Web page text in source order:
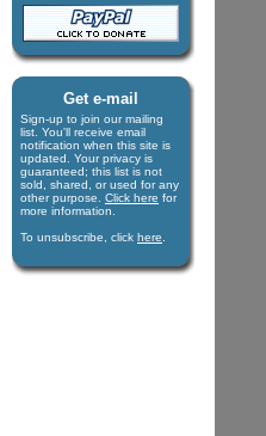
Get e-mail
Sign-up to join our mail­ing
list. You'll receive e­mail
notification when this site is
updated. Your privacy is
guaran­teed; this list is not
sold, shared, or used for any
other purpose. Click here for
more infor­mation.
To unsubscribe, click here